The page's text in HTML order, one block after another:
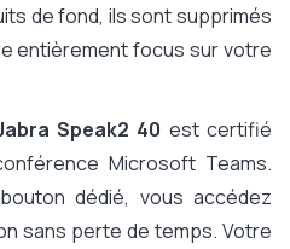
de fond, ils sont supprimés
entièrement focus sur votre
Speak2 40 est certifié
Microsoft Teams.
dédié, vous accédez
sans perte de temps. Votre